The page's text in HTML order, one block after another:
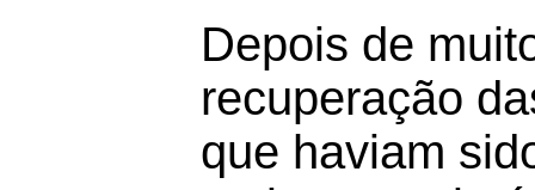
Depois de
recuperação
que haviam